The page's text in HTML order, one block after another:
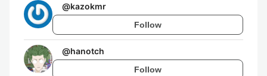
@kazokmr
Follow
@hanotch
Follow